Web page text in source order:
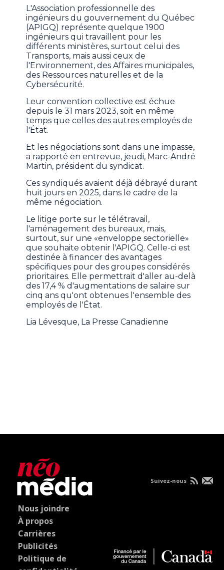
L'Association professionnelle des
ingénieurs du gouvernement du Québec
(APIGQ) représente quelque 1900
ingénieurs qui travaillent pour les
différents ministères, surtout celui des
Transports, mais aussi ceux de
l'Environnement, des Affaires municipales,
des Ressources naturelles et de la
Cybersécurité.
Leur convention collective est échue
depuis le 31 mars 2023, soit en même
temps que celles des autres employés de
l'État.
Et les négociations sont dans une impasse,
a rapporté en entrevue, jeudi, Marc-André
Martin, président du syndicat.
Ces syndiqués avaient déjà débrayé durant
huit jours en 2025, dans le cadre de la
même négociation.
Le litige porte sur le télétravail,
l'aménagement des bureaux, mais,
surtout, sur une «enveloppe sectorielle»
que souhaite obtenir l'APIGQ. Celle-ci est
destinée à financer des avantages
spécifiques pour des groupes considérés
prioritaires. Elle permettrait d'aller au-delà
des 17,4 % d'augmentations de salaire sur
cinq ans qu'ont obtenues l'ensemble des
employés de l'État.
Lia Lévesque, La Presse Canadienne
Nous joindre
À propos
Carrières
Publicités
Politique de
Suivez-nous